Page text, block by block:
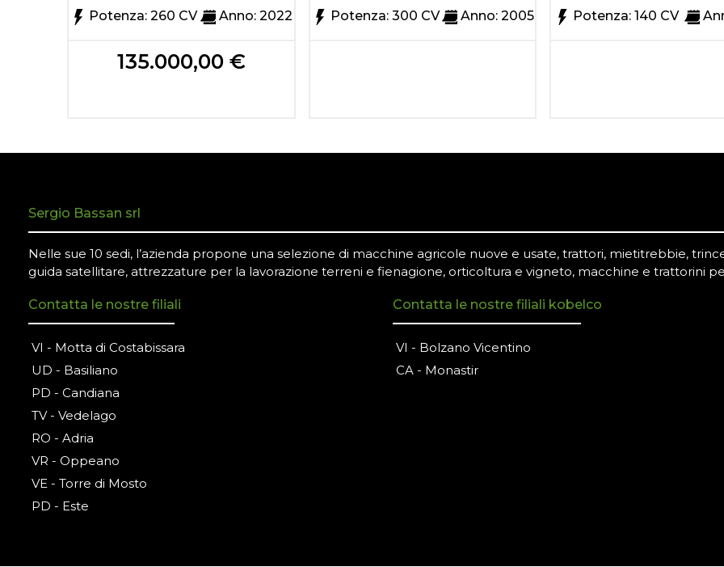
Potenza: 260 CV Anno: 2022
135.000,00 €
Potenza: 300 CV Anno: 2005 Potenza: 140 CV
Sergio Bassan srl
Nelle sue 10 sedi, l’azienda propone una selezione di macchine agricole nuove e usate, trattori, mietitrebbie,
guida satellitare, attrezzature per la lavorazione terreni e fienagione, orticoltura e vigneto, macchine e trattorini
Contatta le nostre filiali
VI - Motta di Costabissara
UD - Basiliano
PD - Candiana
TV - Vedelago
RO - Adria
VR - Oppeano
VE - Torre di Mosto
PD - Este
Contatta le nostre filiali kobelco
VI - Bolzano Vicentino
CA - Monastir